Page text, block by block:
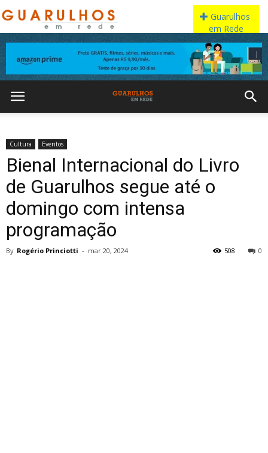
Cultura Eventos
Bienal Internacional do Livro
de Guarulhos segue até o
domingo com intensa
programação
By Rogério Princiotti - mar 20, 2024 0
508